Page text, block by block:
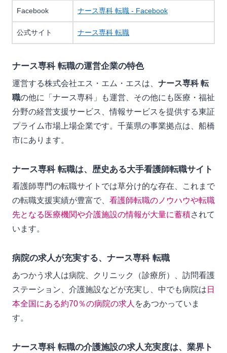
Facebook ナース専科 転職 - Facebook
公式サイト ナース専科 転職
ナース専科 転職の運営企業の特色
運営する株式会社エス・エム・エスは、 ナース専科 転
職の他に「ナース専科」も運営、その他にも医療・福祉
分野の経営支援サービス、情報サービスを提供する東証
プライム市場上場企業です。千葉県の事業拠点は、船橋
市にあります。
ナース専科 転職は、歴史ある大手看護師転職サイト
看護師専門の転職サイトでは草分け的な存在、これまで
の転職支援実績が豊富で、 看護師転職のノウハウや転職
先となる医療機関や介護施設の情報が大量に蓄積されて
います。
病院の求人が充実する、ナース専科 転職
あつかう求人は病院、クリニック（診療所）、訪問看護
ステーション、介護施設などが充実し、中でも病院は 日
本全国にある約70％の病院の求人 をあつかっていま
す。
ナース専科 転職の介護施設の求人充実度は、業界ト